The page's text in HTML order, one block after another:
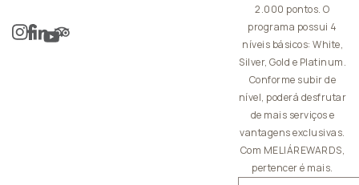
2.000 pontos. O
programa possui 4
níveis básicos: White,
Silver, Gold e Platinum.
Conforme subir de
nível, poderá desfrutar
de mais serviços e
vantagens exclusivas.
Com MELIÁREWARDS,
pertencer é mais.